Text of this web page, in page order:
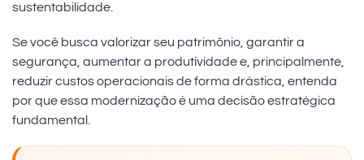
sustentabilidade.
Se você busca valorizar seu patrimônio, garantir a
segurança, aumentar a produtividade e, principalmente,
reduzir custos operacionais de forma drástica, entenda
por que essa modernização é uma decisão estratégica
fundamental.